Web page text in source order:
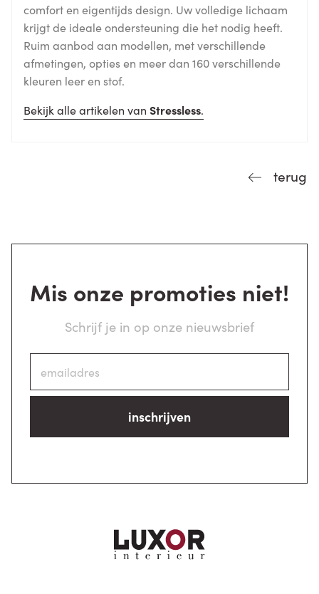
comfort en eigentijds design. Uw volledige lichaam
krijgt de ideale ondersteuning die het nodig heeft.
Ruim aanbod aan modellen, met verschillende
afmetingen, opties en meer dan 160 verschillende
kleuren leer en stof.
Bekijk alle artikelen van Stressless.
terug
Mis onze promoties niet!
Schrijf je in op onze nieuwsbrief
inschrijven